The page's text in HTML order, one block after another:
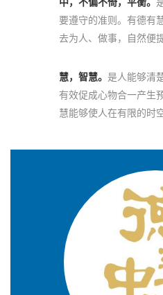
要遵守的准则。有德有
去为人、做事，自然便
慧，智慧。 是人能够清
有效促成心物合一产生
慧能够使人在有限的时